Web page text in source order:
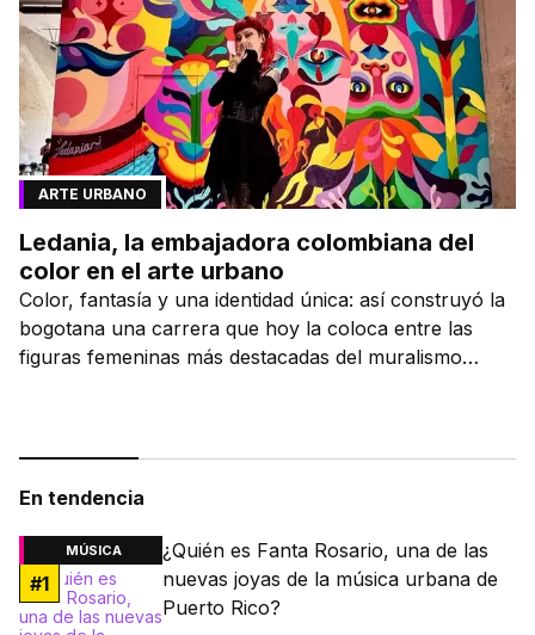
ARTE URBANO
Ledania, la embajadora colombiana del
color en el arte urbano
Color, fantasía y una identidad única: así construyó la
bogotana una carrera que hoy la coloca entre las
figuras femeninas más destacadas del muralismo
En tendencia
MÚSICA
#1
¿Quién es Fanta Rosario, una de las
nuevas joyas de la música urbana de
Puerto Rico?